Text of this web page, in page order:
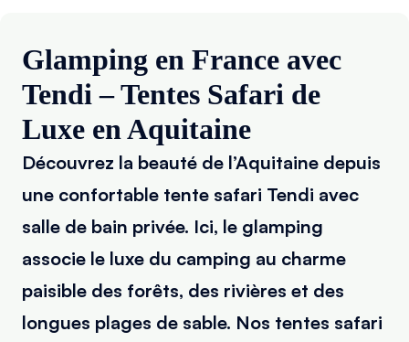
Glamping en France avec
Tendi – Tentes Safari de
Luxe en Aquitaine
Découvrez la beauté de l’Aquitaine depuis
une confortable tente safari Tendi avec
salle de bain privée. Ici, le glamping
associe le luxe du camping au charme
paisible des forêts, des rivières et des
longues plages de sable. Nos tentes safari